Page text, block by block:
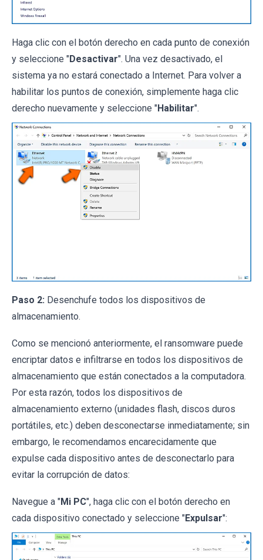
Haga clic con el botón derecho en cada punto de conexión
y seleccione "Desactivar". Una vez desactivado, el
sistema ya no estará conectado a Internet. Para volver a
habilitar los puntos de conexión, simplemente haga clic
derecho nuevamente y seleccione "Habilitar".
Paso 2: Desenchufe todos los dispositivos de
almacenamiento.
Como se mencionó anteriormente, el ransomware puede
encriptar datos e infiltrarse en todos los dispositivos de
almacenamiento que están conectados a la computadora.
Por esta razón, todos los dispositivos de
almacenamiento externo (unidades flash, discos duros
portátiles, etc.) deben desconectarse inmediatamente; sin
embargo, le recomendamos encarecidamente que
expulse cada dispositivo antes de desconectarlo para
evitar la corrupción de datos:
Navegue a "Mi PC", haga clic con el botón derecho en
cada dispositivo conectado y seleccione "Expulsar":